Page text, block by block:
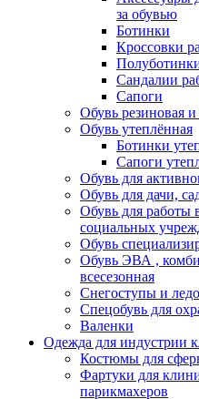
за обувью
Ботинки
Кроссовки
Сандалии
Сапоги
Обувь резиновая
Обувь утеплённая
Ботинки
Сапоги
Обувь для
Обувь для дачи,
Обувь для работы
социальных
Обувь
Обувь ЭВА ,
всесезонная
Снегоступы и
Спецобувь для
Валенки
Одежда для индустрии
Костюмы для
Фартуки для
парикмахеров